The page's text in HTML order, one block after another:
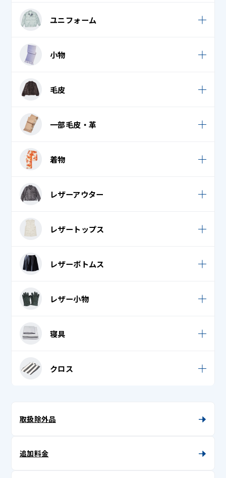
礼服 / 喪服
礼服 / 喪服
チャイナドレス
ユニフォーム
エプロン・割烹着
クリーンスーツ
コックコート
ナース服
作業着
白衣 / スクラブ
法被 (はっぴ)
小物
ウェディンググローブ
スカーフ
タオル・フェイスタオル・バスタオル
ネクタイ・リボン
ハンカチ
ビブス・ゼッケン
マフラー
手袋
毛皮
毛皮コート
毛皮ベスト
毛皮ボレロ
毛皮ワンピース
一部毛皮・革
一部毛皮・革
着物
袷 (小紋・紬)
腰巻 (裾よけ)
七五三 (袴)
七五三 (袴帯)
七五三着物
単衣
着物帯
レザーアウター
レザーコート (革コート)
レザーダウンベスト
レザームートンジャンパー
革ジャン / レザージャケット
レザートップス
レザーシャツ
レザーボトムス
レザースカート
レザーパンツ
レザー小物
レザー手袋 (革手袋)
寝具
シーツ
布団カバー
クロス
テーブルマット・ランチョンマット
取扱除外品
追加料金